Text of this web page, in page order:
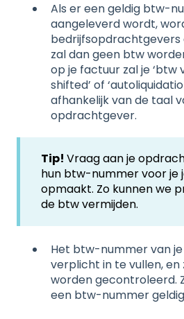
Als er een geldig btw-
aangeleverd wordt,
bedrijfsopdrachtgevers
zal dan geen btw
op je factuur zal je ‘btw
shifted’ of
afhankelijk van de taal
opdrachtgever.
Tip! Vraag aan je
hun btw-nummer voor je
opmaakt. Zo kunnen we
de btw vermijden.
Het btw-nummer van
verplicht in te vullen, en
worden gecontroleerd.
een btw-nummer geldig